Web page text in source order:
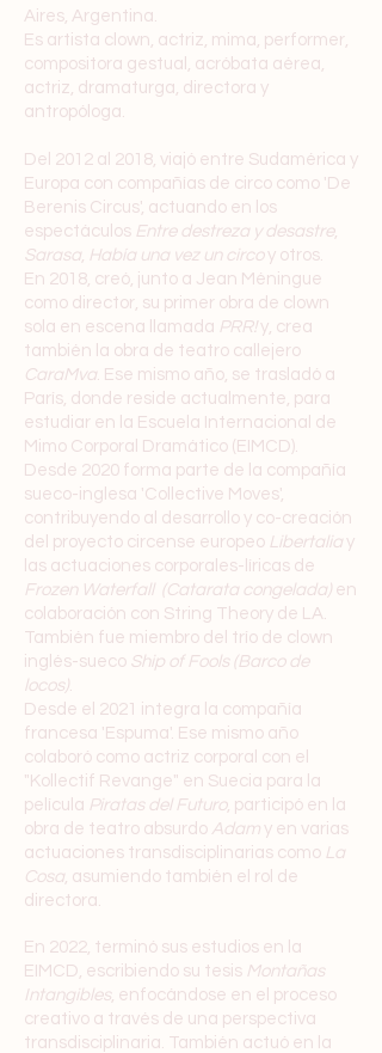
Aires, Argentina.
Es artista clown, actriz, mima, performer,
compositora gestual, acróbata aérea,
actriz, dramaturga, directora y
antropóloga.
Del 2012 al 2018, viajó entre Sudamérica y
Europa con compañías de circo como 'De
Berenis Circus', actuando en los
espectáculos Entre destreza y desastre,
Sarasa, Había una vez un circoy otros.
En 2018, creó, junto a Jean Méningue
como director, su primer obra de clown
sola en escena llamada PRR! y, crea
también la obra de teatro callejero
CaraMva. Ese mismo año, se trasladó a
París, donde reside actualmente, para
estudiar en la Escuela Internacional de
Mimo Corporal Dramático (EIMCD).
Desde 2020 forma parte de la compañía
sueco-inglesa 'Collective Moves',
contribuyendo al desarrollo y co-creación
del proyecto circense europeo Libertalia y
las actuaciones corporales-líricas de
Frozen Waterfall (Catarata congelada) en
colaboración con String Theory de LA.
También fue miembro del trío de clown
inglés-sueco Ship of Fools (Barco de
locos).
Desde el 2021 integra la compañía
francesa 'Espuma'. Ese mismo año
colaboró como actriz corporal con el
"Kollectif Revange" en Suecia para la
película Piratas del Futuro, participó en la
obra de teatro absurdo Adam y en varias
actuaciones transdisciplinarias como La
Cosa, asumiendo también el rol de
directora.
En 2022, terminó sus estudios en la
EIMCD, escribiendo su tesis Montañas
Intangibles, enfocándose en el proceso
creativo a través de una perspectiva
transdisciplinaria. También actuó en la